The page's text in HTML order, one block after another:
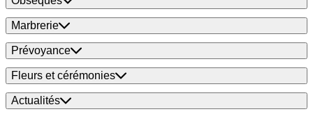
Marbrerie
Prévoyance
Fleurs et cérémonies
Actualités